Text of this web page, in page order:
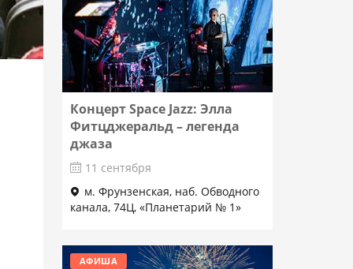
Концерт Space Jazz: Элла
Фитцджеральд – легенда
джаза
11 сентября
м. Фрунзенская, наб. Обводного
канала, 74Ц, «Планетарий № 1»
Подробнее
АФИША